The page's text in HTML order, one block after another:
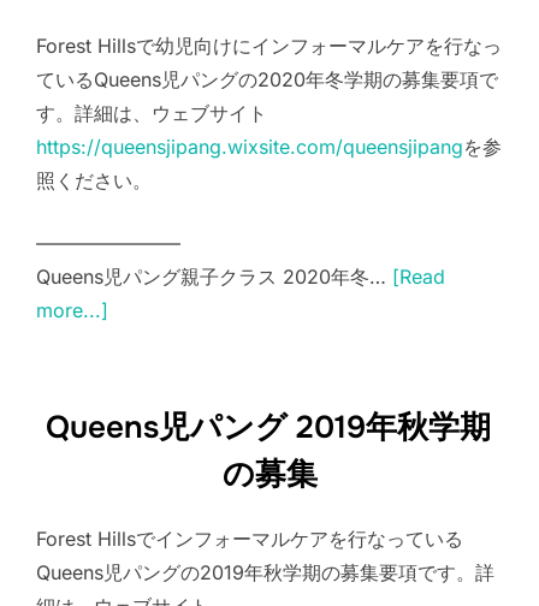
Forest Hillsで幼児向けにインフォーマルケアを行なっ
ているQueens児パングの2020年冬学期の募集要項で
す。詳細は、ウェブサイト
https://queensjipang.wixsite.com/queensjipangを参
照ください。
———————–
Queens児パング親子クラス 2020年冬… [Read
more...]
Queens児パング 2019年秋学期
の募集
Forest Hillsでインフォーマルケアを行なっている
Queens児パングの2019年秋学期の募集要項です。詳